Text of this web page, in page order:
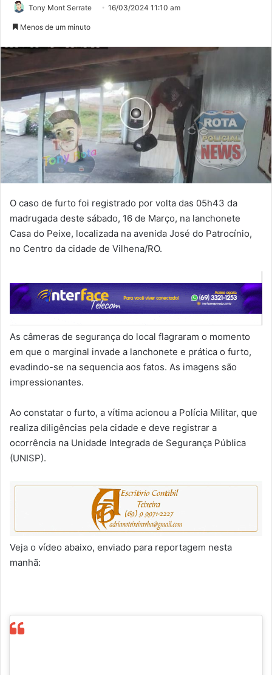
Tony Mont Serrate 16/03/2024 11:10 am
Menos de um minuto
O caso de furto foi registrado por volta das 05h43 da
madrugada deste sábado, 16 de Março, na lanchonete
Casa do Peixe, localizada na avenida José do Patrocínio,
no Centro da cidade de Vilhena/RO.
As câmeras de segurança do local flagraram o momento
em que o marginal invade a lanchonete e prática o furto,
evadindo-se na sequencia aos fatos. As imagens são
impressionantes.
Ao constatar o furto, a vítima acionou a Polícia Militar, que
realiza diligências pela cidade e deve registrar a
ocorrência na Unidade Integrada de Segurança Pública
(UNISP).
Veja o vídeo abaixo, enviado para reportagem nesta
manhã: